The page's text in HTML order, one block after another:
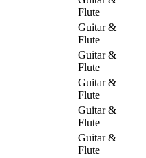
Flute
Guitar &
Flute
Guitar &
Flute
Guitar &
Flute
Guitar &
Flute
Guitar &
Flute